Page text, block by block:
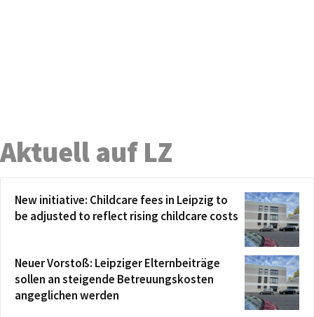
Aktuell auf LZ
New initiative: Childcare fees in Leipzig to
be adjusted to reflect rising childcare costs
Neuer Vorstoß: Leipziger Elternbeiträge
sollen an steigende Betreuungskosten
angeglichen werden